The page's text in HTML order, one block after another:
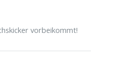
vorbeikommt!